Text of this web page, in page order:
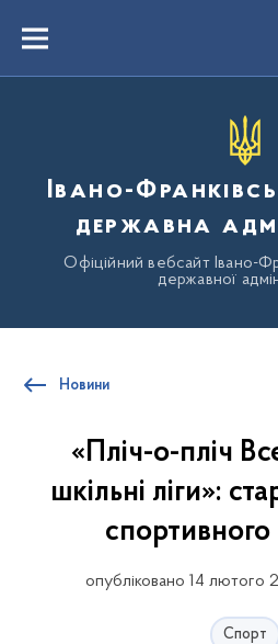
вмістуMenu
Івано-
державна
Офіційний вебсайт Івано-
державної
Новини
«Пліч-о-пліч
шкільні ліги»:
опубліковано 14 лютого
Спорт